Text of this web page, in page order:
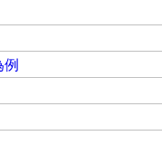
例